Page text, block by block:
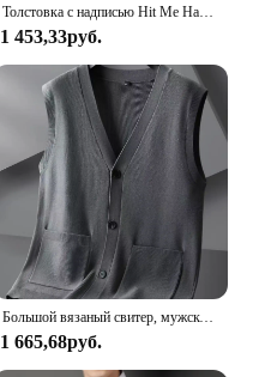
Толстовка с надписью Hit Me Hard and Soft Billie для мужчин, пуловер в стиле Харадзюку, свитшот, поклонный подарок, одежда унисекс, женские топы высокого качества
1 453,33руб.
Большой вязаный свитер, мужской новый кардиган, осенне-зимний большой свободный толстый свитер.
1 665,68руб.